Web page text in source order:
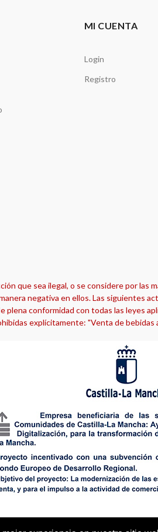
MI CUENTA
Login
Registro
que sea ilegal, o se considere por
negativa en ellos. Las siguientes
conformidad con todas las leyes
explícitamente: "Venta de bebidas